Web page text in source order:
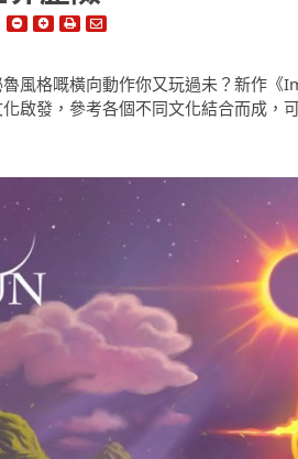
風格嘅橫向動作你又玩過未？新作
啟發，參考各個不同文化結合而成，